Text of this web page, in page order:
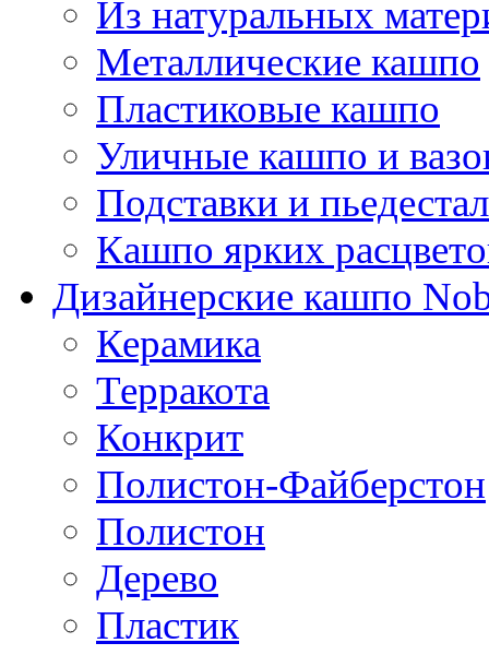
Из натуральных
Металлические кашпо
Пластиковые кашпо
Уличные кашпо и
Подставки и
Кашпо ярких
Дизайнерские кашпо
Керамика
Терракота
Конкрит
Полистон-Файберстон
Полистон
Дерево
Пластик